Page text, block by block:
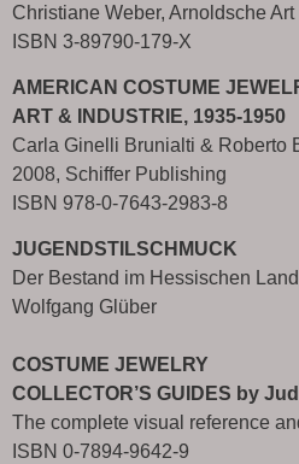
Christiane Weber, Arnoldsche
ISBN 3-89790-179-X
AMERICAN COSTUME
ART & INDUSTRIE, 1935-1950
Carla Ginelli Brunialti & Roberto
2008, Schiffer Publishing
ISBN 978-0-7643-2983-8
JUGENDSTILSCHMUCK
Der Bestand im Hessischen
Wolfgang Glüber
COSTUME JEWELRY
COLLECTOR’S GUIDES by
The complete visual reference
ISBN 0-7894-9642-9